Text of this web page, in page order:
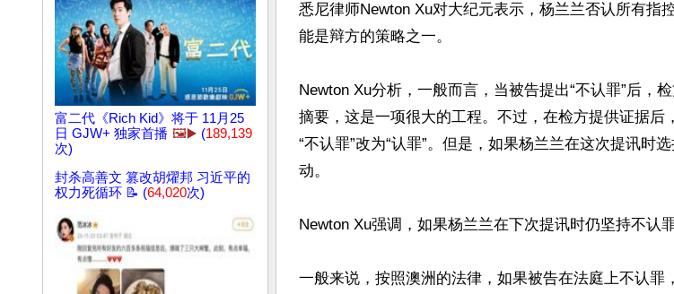
富二代《Rich Kid》将于 11月25
日 GJW+ 独家首播 🖼️▶️ (189,139
次)
封杀高善文 篡改胡燿邦 习近平的
权力死循环 📝 (64,020次)
悉尼律师Newton Xu对大纪元表示，杨兰兰否认所有指
能是辩方的策略之一。
Newton Xu分析，一般而言，当被告提出“不认罪”后，
摘要，这是一项很大的工程。不过，在检方提供证据后
“不认罪”改为“认罪”。但是，如果杨兰兰在这次提讯时
动。
Newton Xu强调，如果杨兰兰在下次提讯时仍坚持不认
一般来说，按照澳洲的法律，如果被告在法庭上不认罪